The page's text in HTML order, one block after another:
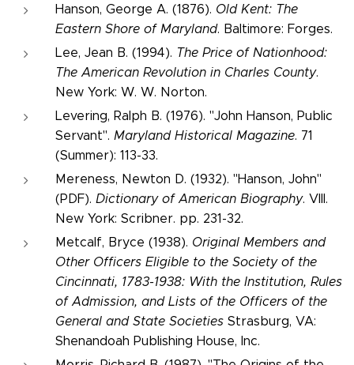
Hanson, George A. (1876). Old Kent: The
Eastern Shore of Maryland. Baltimore: Forges.
Lee, Jean B. (1994). The Price of Nationhood:
The American Revolution in Charles County.
New York: W. W. Norton.
Levering, Ralph B. (1976). "John Hanson, Public
Servant". Maryland Historical Magazine. 71
(Summer): 113-33.
Mereness, Newton D. (1932). "Hanson, John"
(PDF). Dictionary of American Biography. VIII.
New York: Scribner. pp. 231-32.
Metcalf, Bryce (1938). Original Members and
Other Officers Eligible to the Society of the
Cincinnati, 1783-1938: With the Institution, Rules
of Admission, and Lists of the Officers of the
General and State Societies Strasburg, VA:
Shenandoah Publishing House, Inc.